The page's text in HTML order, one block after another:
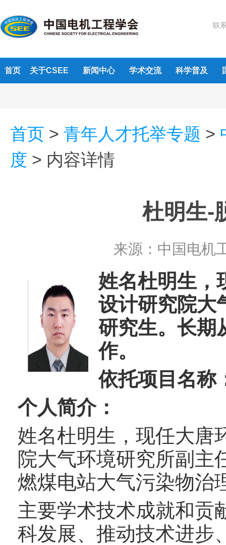
联
首页 关于CSEE 新闻中心 学术交流 科学普及
首页 > 青年人才托举专题 >
度 > 内容详情
杜明生-
来源： 中国电机
姓名杜明生，
设计研究院大
研究生。长期
作。
依托项目名称
个人简介：
姓名杜明生，现任大唐
院大气环境研究所副主
燃煤电站大气污染物治
主要学术技术成就和贡
科发展、推动技术进步